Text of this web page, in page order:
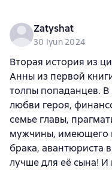
Zatyshat
30 Iyun 2024
Вторая история из
Анны из первой
толпы попаданцев. В
любви героя,
семье главы,
мужчины, имеющего
брака, авантюриста
лучше для её сына! И